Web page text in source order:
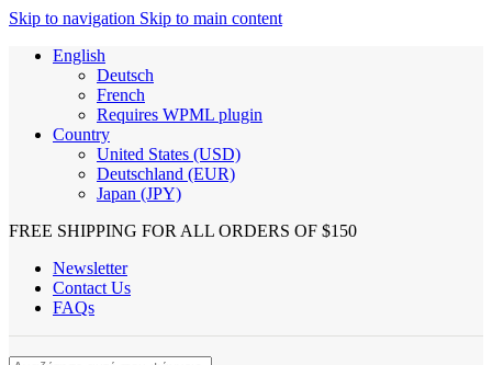
Skip to navigation Skip to main content
English
Deutsch
French
Requires WPML plugin
Country
United States (USD)
Deutschland (EUR)
Japan (JPY)
FREE SHIPPING FOR ALL ORDERS OF $150
Newsletter
Contact Us
FAQs